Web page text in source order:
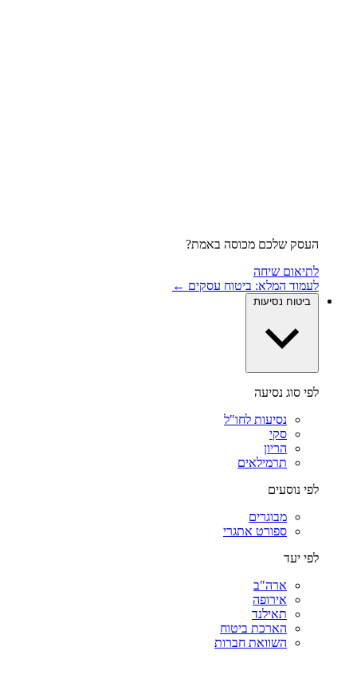
העסק שלכם מכוסה באמת?
לתיאום שיחה
לעמוד המלא: ביטוח עסקים ←
ביטוח נסיעות
לפי סוג נסיעה
נסיעות לחו"ל
סקי
הריון
תרמילאים
לפי נוסעים
מבוגרים
ספורט אתגרי
לפי יעד
ארה"ב
אירופה
תאילנד
הארכת ביטוח
השוואת חברות